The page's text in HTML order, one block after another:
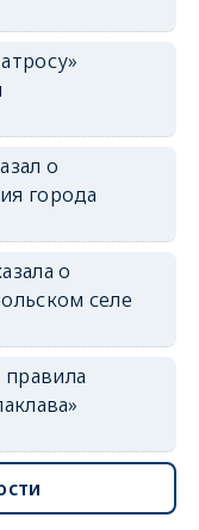
о
города
о
селе